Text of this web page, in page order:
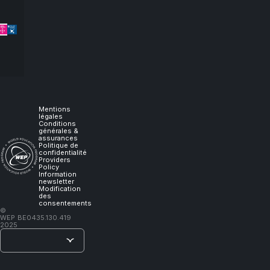
Mentions
légales
Conditions
générales &
assurances
Politique de
confidentialité
Providers
Policy
Information
newsletter
Modification
des
consentements
©
WEP
2025
BE0435.130.419
me
will
learn."
Lao